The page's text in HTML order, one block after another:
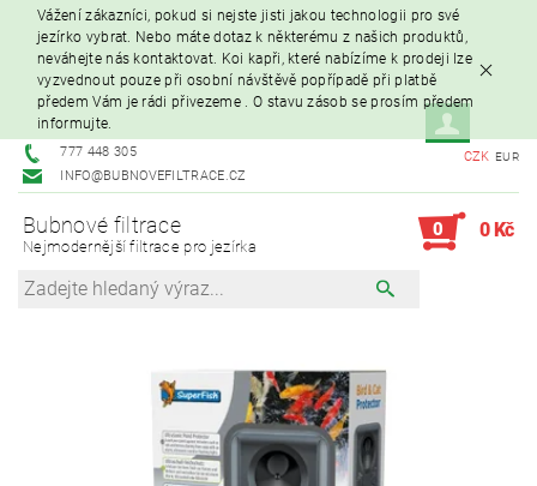
Vážení zákazníci, pokud si nejste jisti jakou technologii pro své
jezírko vybrat. Nebo máte dotaz k některému z našich produktů,
neváhejte nás kontaktovat. Koi kapři, které nabízíme k prodeji lze
vyzvednout pouze při osobní návštěvě popřípadě při platbě
předem Vám je rádi přivezeme . O stavu zásob se prosím předem
informujte.
777 448 305
INFO@BUBNOVEFILTRACE.CZ
CZK EUR
Bubnové filtrace
Nejmodernější filtrace pro jezírka
0 0 Kč